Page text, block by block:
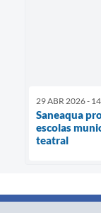
29 ABR 2026 -
Saneaqua
escolas
teatral